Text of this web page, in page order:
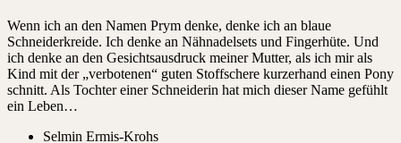
Wenn ich an den Namen Prym denke, denke ich an blaue
Schneiderkreide. Ich denke an Nähnadelsets und Fingerhüte. Und
ich denke an den Gesichtsausdruck meiner Mutter, als ich mir als
Kind mit der „verbotenen“ guten Stoffschere kurzerhand einen Pony
schnitt. Als Tochter einer Schneiderin hat mich dieser Name gefühlt
ein Leben…
Selmin Ermis-Krohs